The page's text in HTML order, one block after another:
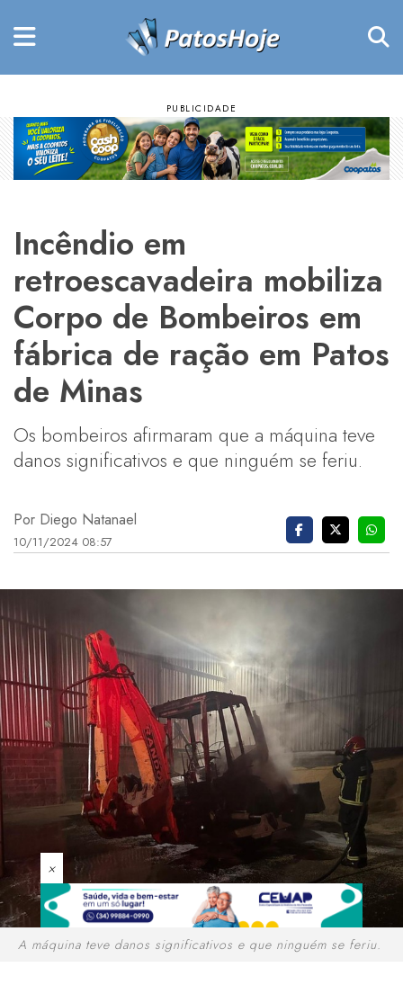
Incêndio em
retroescavadeira mobiliza
Corpo de Bombeiros em
fábrica de ração em Patos
de Minas
Os bombeiros afirmaram que a máquina teve
danos significativos e que ninguém se feriu.
Por Diego Natanael
10/11/2024 08:57
×
A máquina teve danos significativos e que ninguém se feriu.